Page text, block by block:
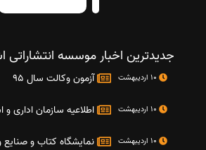
جدیدترین اخبار موسسه انتشاراتی
آزمون وکالت سال 95
اطلاعیه سازمان
نمایشگاه کتاب و صنایع